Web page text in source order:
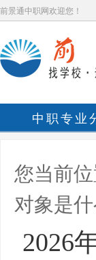
前景通中职网欢迎您！
中职专业
您当前位
对象是
2026